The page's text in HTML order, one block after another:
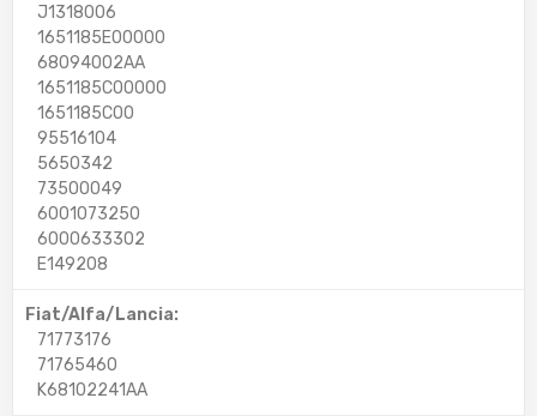
J1318006
1651185E00000
68094002AA
1651185C00000
1651185C00
95516104
5650342
73500049
6001073250
6000633302
E149208
Fiat/Alfa/Lancia:
71773176
71765460
K68102241AA